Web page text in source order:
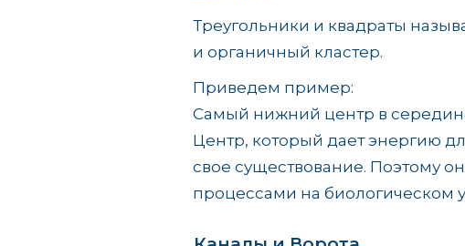
Треугольники и квадраты
и органичный кластер.
Приведем пример:
Самый нижний центр в
Центр, который дает энергию
свое существование. Поэтому
процессами на биологическом